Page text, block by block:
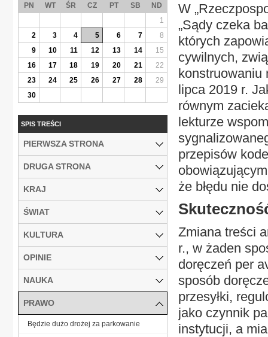
W
„Sądy czeka
których
cywilnych,
konstruowaniu
lipca 2019 r.
równym
lekturze
przepisów
że błędu nie
Zmiana treści
r., w żaden
doręczeń per
sposób
przesyłki,
jako czynnik
instytucji, a
PN WT ŚR CZ PT SB
ND
1
2
3 4 5 6 7
8
9
10 11 12 13 14
15
16
17 18 19 20 21
22
23
24 25 26 27 28
29
30
SPIS TREŚCI
PIERWSZA STRONA
DRUGA STRONA
KRAJ
ŚWIAT
KULTURA
OPINIE
NAUKA
PRAWO
Będzie dużo drożej za parkowanie